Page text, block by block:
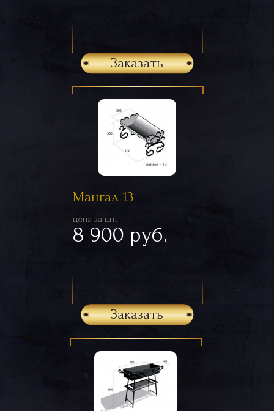
Заказать
Мангал 13
цена за шт.
8 900 руб.
Заказать